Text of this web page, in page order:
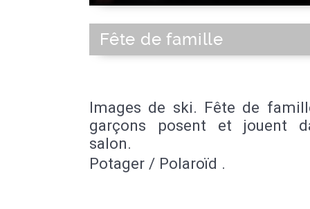
Fête de famille
Images de ski. Fête de
garçons posent et jouent
salon.
Potager / Polaroïd .